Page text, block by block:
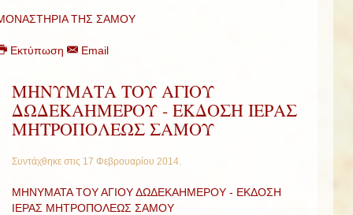
ΤΗΣ ΣΑΜΟΥ
Εκτύπωση Email
ΜΗΝΥΜΑΤΑ ΤΟΥ ΑΓΙΟΥ
ΔΩΔΕΚΑΗΜΕΡΟΥ - ΕΚΔΟΣΗ ΙΕΡΑΣ
ΜΗΤΡΟΠΟΛΕΩΣ ΣΑΜΟΥ
Συντάχθηκε στις 17 Φεβρουαρίου 2014.
ΜΗΝΥΜΑΤΑ ΤΟΥ ΑΓΙΟΥ ΔΩΔΕΚΑΗΜΕΡΟΥ - ΕΚΔΟΣΗ
ΙΕΡΑΣ ΜΗΤΡΟΠΟΛΕΩΣ ΣΑΜΟΥ